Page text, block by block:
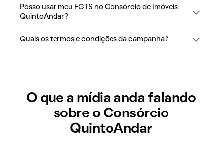
Posso usar meu FGTS no Consórcio de Imóveis
QuintoAndar?
Quais os termos e condições da campanha?
O que a mídia anda falando
sobre o Consórcio
QuintoAndar